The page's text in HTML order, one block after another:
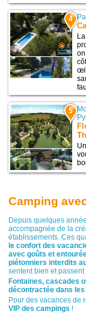
4
œil
5
Camping
Depuis quelques
accompagnée de la
établissements. Ces
le confort des
avec goûts et
piétonniers interdits
sentent bien et
Fontaines, cascades
décontractée dans
Pour des vacances de
VIP des campings !